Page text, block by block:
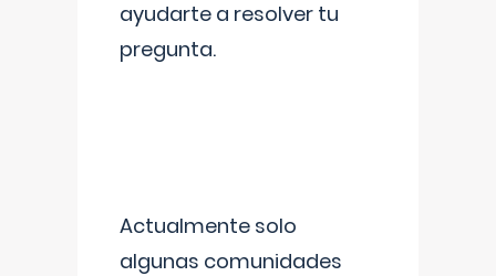
ayudarte a resolver tu
pregunta.
Actualmente solo
algunas comunidades